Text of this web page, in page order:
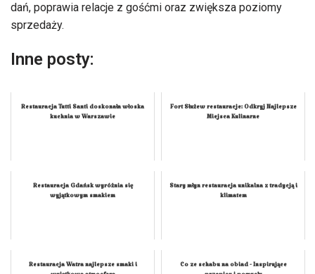
dań, poprawia relacje z gośćmi oraz zwiększa poziomy
sprzedaży.
Inne posty:
Restauracja Tutti Santi doskonała włoska
kuchnia w Warszawie
Fort Służew restauracje: Odkryj Najlepsze
Miejsca Kulinarne
Restauracja Gdańsk wyróżnia się
wyjątkowym smakiem
Stary młyn restauracja unikalna z tradycją i
klimatem
Restauracja Watra najlepsze smaki i
Co ze schabu na obiad - Inspirujące